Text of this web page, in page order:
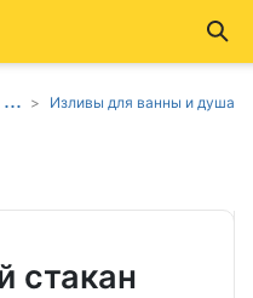
... Изливы для ванны и душа
стакан